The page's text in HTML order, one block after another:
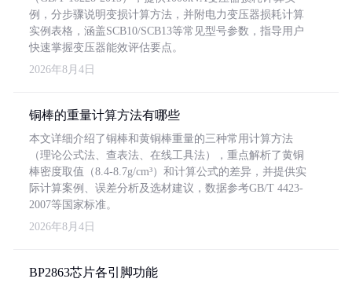
例，分步骤说明变损计算方法，并附电力变压器损耗计算
实例表格，涵盖SCB10/SCB13等常见型号参数，指导用户
快速掌握变压器能效评估要点。
2026年8月4日
铜棒的重量计算方法有哪些
本文详细介绍了铜棒和黄铜棒重量的三种常用计算方法
（理论公式法、查表法、在线工具法），重点解析了黄铜
棒密度取值（8.4-8.7g/cm³）和计算公式的差异，并提供实
际计算案例、误差分析及选材建议，数据参考GB/T 4423-
2007等国家标准。
2026年8月4日
BP2863芯片各引脚功能